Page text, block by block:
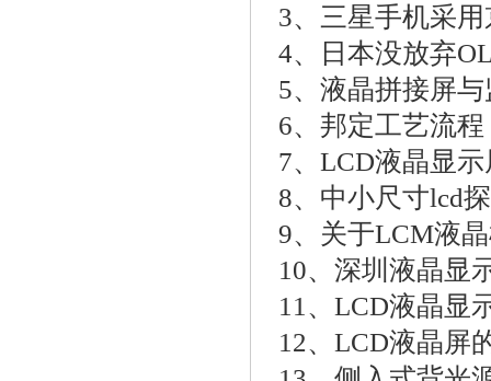
3、 三星手机采
4、
日本没放弃
5、 液晶拼接屏
6、 邦定工艺流
7、 LCD液晶显
8、 中小尺寸lcd
9、 关于LCM液
10、 深圳液晶显
11、 LCD液晶显
12、 LCD液晶屏